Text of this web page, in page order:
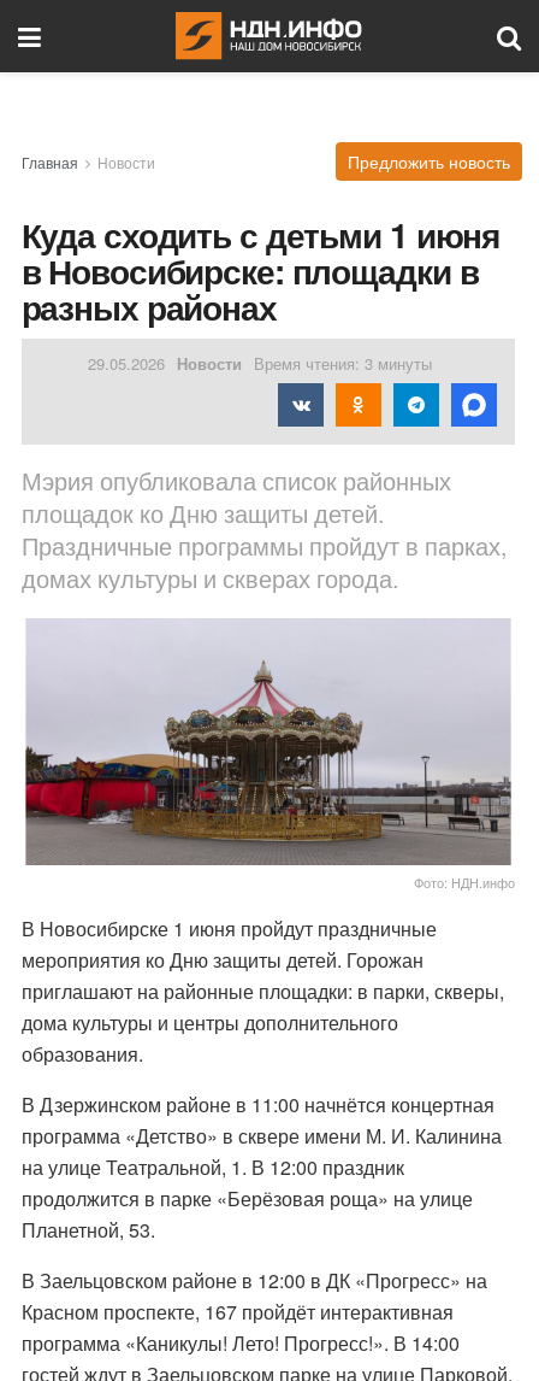
Главная Новости Предложить новость
Куда сходить с детьми 1 июня
в Новосибирске: площадки в
разных районах
29.05.2026 Новости Время чтения: 3 минуты
Мэрия опубликовала список районных
площадок ко Дню защиты детей.
Праздничные программы пройдут в парках,
домах культуры и скверах города.
Фото: НДН.инфо
В Новосибирске 1 июня пройдут праздничные
мероприятия ко Дню защиты детей. Горожан
приглашают на районные площадки: в парки, скверы,
дома культуры и центры дополнительного
образования.
В Дзержинском районе в 11:00 начнётся концертная
программа «Детство» в сквере имени М. И. Калинина
на улице Театральной, 1. В 12:00 праздник
продолжится в парке «Берёзовая роща» на улице
Планетной, 53.
В Заельцовском районе в 12:00 в ДК «Прогресс» на
Красном проспекте, 167 пройдёт интерактивная
программа «Каникулы! Лето! Прогресс!». В 14:00
гостей ждут в Заельцовском парке на улице Парковой,